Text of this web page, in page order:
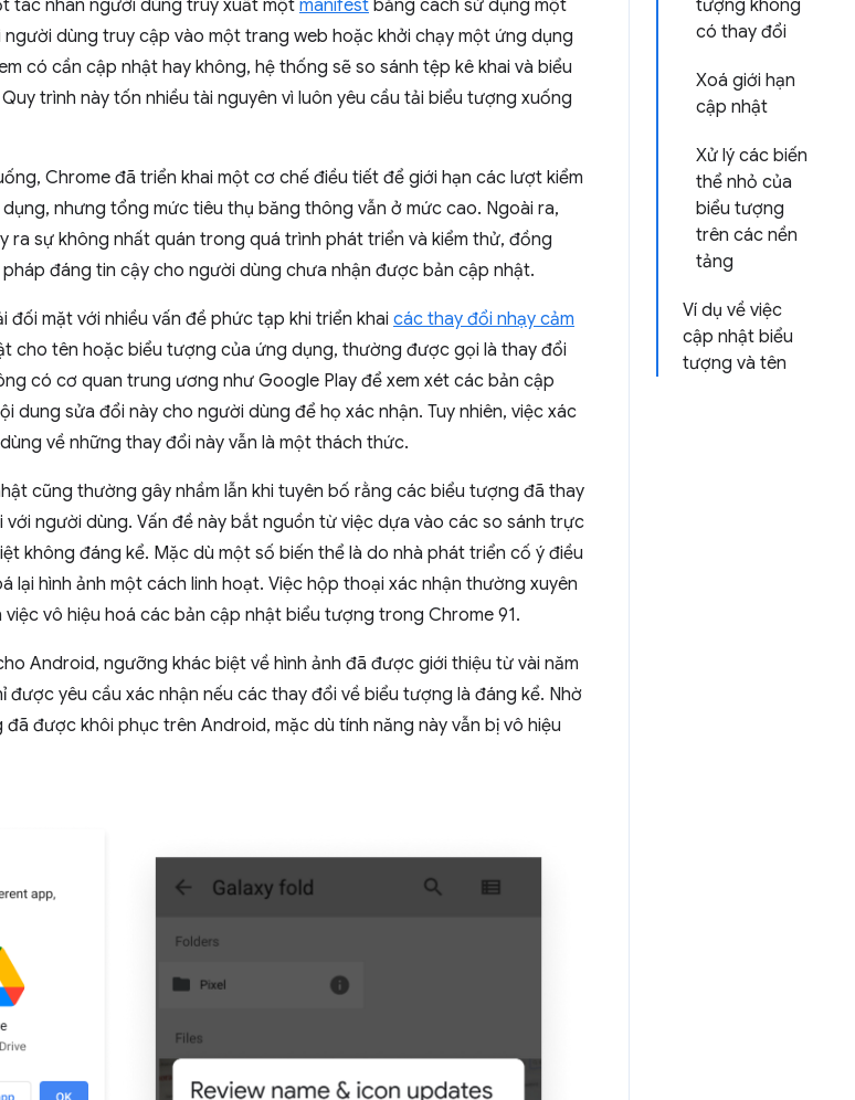
tượng không
có thay đổi
Xoá giới hạn
cập nhật
Xử lý các biến
thể nhỏ của
biểu tượng
trên các nền
tảng
Ví dụ về việc
cập nhật biểu
tượng và tên
tác nhân người dùng truy xuất một manifest bằng cách sử dụng một
người dùng truy cập vào một trang web hoặc khởi chạy một ứng dụng
có cần cập nhật hay không, hệ thống sẽ so sánh tệp kê khai và biểu
trình này tốn nhiều tài nguyên vì luôn yêu cầu tải biểu tượng xuống
Chrome đã triển khai một cơ chế điều tiết để giới hạn các lượt kiểm
nhưng tổng mức tiêu thụ băng thông vẫn ở mức cao. Ngoài ra,
ra sự không nhất quán trong quá trình phát triển và kiểm thử, đồng
đáng tin cậy cho người dùng chưa nhận được bản cập nhật.
mặt với nhiều vấn đề phức tạp khi triển khai các thay đổi nhạy cảm
cho tên hoặc biểu tượng của ứng dụng, thường được gọi là thay đổi
có cơ quan trung ương như Google Play để xem xét các bản cập
dung sửa đổi này cho người dùng để họ xác nhận. Tuy nhiên, việc xác
về những thay đổi này vẫn là một thách thức.
cũng thường gây nhầm lẫn khi tuyên bố rằng các biểu tượng đã thay
người dùng. Vấn đề này bắt nguồn từ việc dựa vào các so sánh trực
không đáng kể. Mặc dù một số biến thể là do nhà phát triển cố ý điều
lại hình ảnh một cách linh hoạt. Việc hộp thoại xác nhận thường xuyên
vô hiệu hoá các bản cập nhật biểu tượng trong Chrome 91.
Android, ngưỡng khác biệt về hình ảnh đã được giới thiệu từ vài năm
yêu cầu xác nhận nếu các thay đổi về biểu tượng là đáng kể. Nhờ
được khôi phục trên Android, mặc dù tính năng này vẫn bị vô hiệu